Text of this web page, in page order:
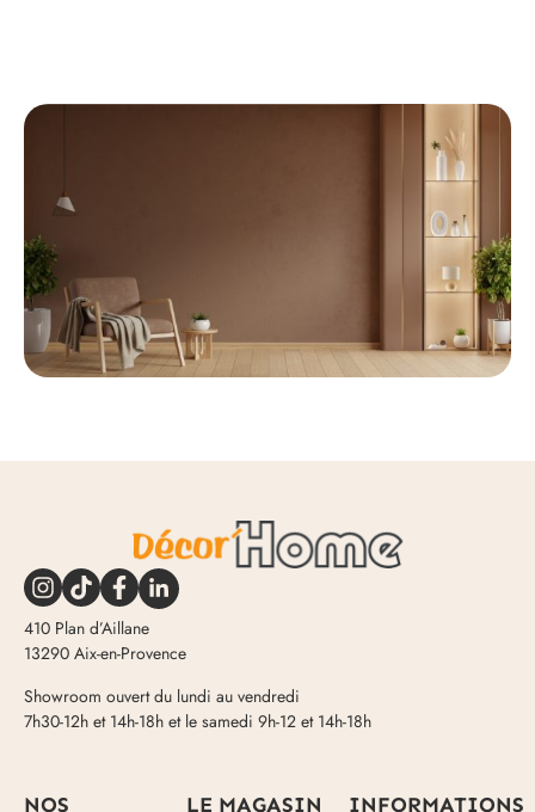
410 Plan d’Aillane
13290 Aix-en-Provence
Showroom ouvert du lundi au vendredi
7h30-12h et 14h-18h et le samedi 9h-12 et 14h-18h
NOS LE MAGASIN INFORMATIONS